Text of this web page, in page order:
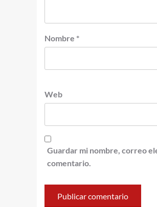
Nombre *
Web
Guardar mi nombre, correo
comentario.